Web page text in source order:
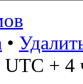
•
+ 4